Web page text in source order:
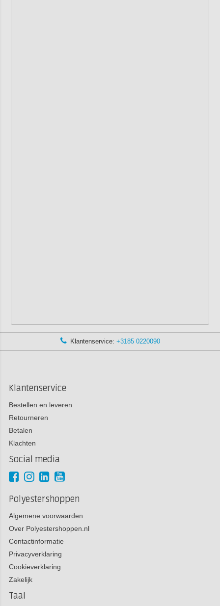
Klantenservice: +3185 0220090
Klantenservice
Bestellen en leveren
Retourneren
Betalen
Klachten
Social media
Polyestershoppen
Algemene voorwaarden
Over Polyestershoppen.nl
Contactinformatie
Privacyverklaring
Cookieverklaring
Zakelijk
Taal